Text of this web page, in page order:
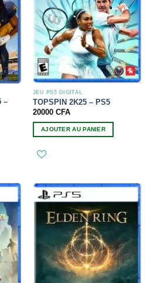
–
JEU PS5 DIGITAL
TOPSPIN 2K25 – PS5
20000 CFA
AJOUTER AU PANIER